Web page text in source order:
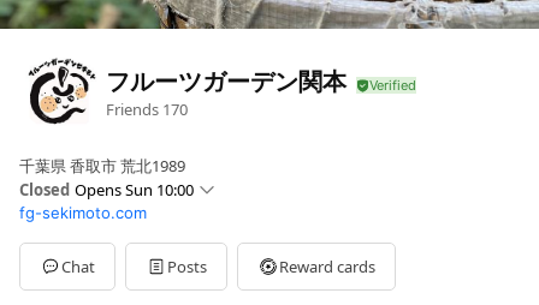
フルーツガーデン関本
Friends 170
千葉県 香取市 荒北1989
Closed Opens Sun 10:00
Sun10:00 - 16:00
MonClosed
TueClosed
Wed12:00 - 16:00
fg-sekimoto.com
Chat Posts Reward cards